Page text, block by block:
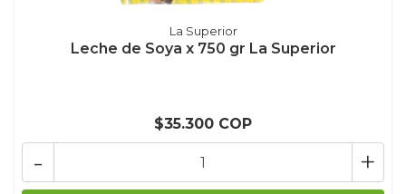
La Superior
Leche de Soya x 750 gr La Superior
$35.300 COP
+
-